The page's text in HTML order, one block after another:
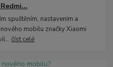
spuštěním, nastavením a
mobilu značky Xiaomi
číst celé